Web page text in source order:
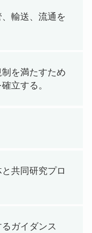
輸送、流通を
を満たすため
立する。
共同研究プロ
ガイダンス